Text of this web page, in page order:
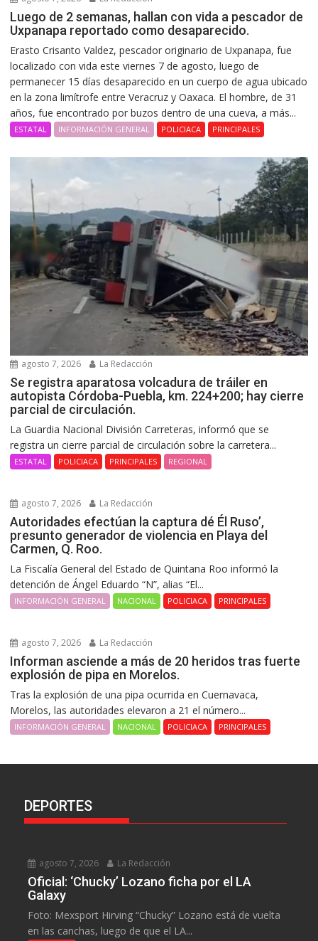
Luego de 2 semanas, hallan con vida a pescador de
Uxpanapa reportado como desaparecido.
Erasto Crisanto Valdez, pescador originario de Uxpanapa, fue
localizado con vida este viernes 7 de agosto, luego de
permanecer 15 días desaparecido en un cuerpo de agua ubicado
en la zona limítrofe entre Veracruz y Oaxaca. El hombre, de 31
años, fue encontrado por buzos dentro de una cueva, a más...
ESTATAL INFORMACIÓN GENERAL POLICIACA PRINCIPALES
agosto 7, 2026 La Redacción
Se registra aparatosa volcadura de tráiler en
autopista Córdoba-Puebla, km. 224+200; hay cierre
parcial de circulación.
La Guardia Nacional División Carreteras, informó que se
registra un cierre parcial de circulación sobre la carretera...
ESTATAL POLICIACA PRINCIPALES REGIONAL
agosto 7, 2026 La Redacción
Autoridades efectúan la captura dé Él Ruso’,
presunto generador de violencia en Playa del
Carmen, Q. Roo.
La Fiscalía General del Estado de Quintana Roo informó la
detención de Ángel Eduardo “N”, alias “El...
INFORMACIÓN GENERAL NACIONAL POLICIACA PRINCIPALES
agosto 7, 2026 La Redacción
Informan asciende a más de 20 heridos tras fuerte
explosión de pipa en Morelos.
Tras la explosión de una pipa ocurrida en Cuernavaca,
Morelos, las autoridades elevaron a 21 el número...
INFORMACIÓN GENERAL NACIONAL POLICIACA PRINCIPALES
DEPORTES
agosto 7, 2026 La Redacción
Oficial: ‘Chucky’ Lozano ficha por el LA
Galaxy
Foto: Mexsport Hirving “Chucky” Lozano está de vuelta
en las canchas, luego de que el LA...